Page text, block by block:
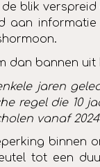
blik
aan
dan bannen
jaren
regel die 10
vanaf
binnen
tot een